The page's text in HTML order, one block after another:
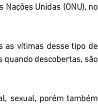
Unidas (ONU), no
as vítimas desse tipo de
quando descobertas, são
sexual, porém também